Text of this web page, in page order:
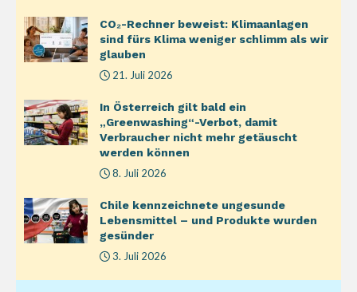
CO₂-Rechner beweist: Klimaanlagen
sind fürs Klima weniger schlimm als wir
glauben
21. Juli 2026
In Österreich gilt bald ein
„Greenwashing“-Verbot, damit
Verbraucher nicht mehr getäuscht
werden können
8. Juli 2026
Chile kennzeichnete ungesunde
Lebensmittel – und Produkte wurden
gesünder
3. Juli 2026